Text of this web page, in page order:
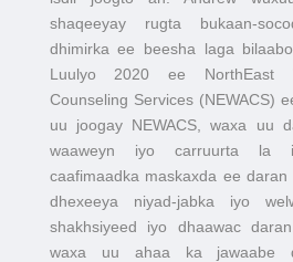
shaqeeyay rugta bukaan-
dhimirka ee beesha laga
Luulyo 2020 ee NorthEast
Counseling Services (NEWACS)
uu joogay NEWACS, waxa uu
waaweyn iyo carruurta la
caafimaadka maskaxda ee
dhexeeya niyad-jabka iyo
shakhsiyeed iyo dhaawac
waxa uu ahaa ka jawaabe